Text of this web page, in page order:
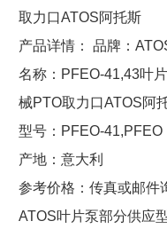
取力口ATOS阿托斯
产品详情： 品牌：
名称：PFEO-41,43叶
械PTO取力口ATOS阿
型号：PFEO-41,PFEO
产地：意大利
参考价格：传真或邮件
ATOS叶片泵部分供应